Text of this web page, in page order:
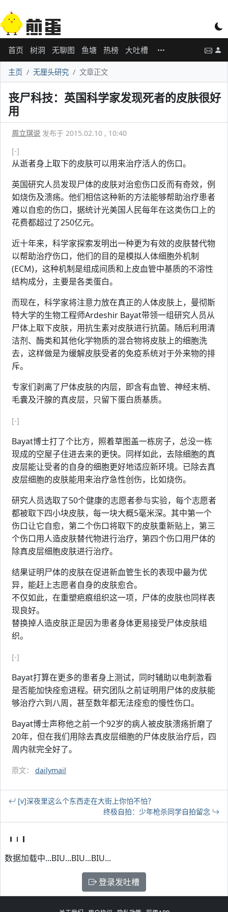
首页 树洞 无聊图 鱼塘 热榜 大吐槽
主页 无厘头研究 文章正文
丧尸科技：英国科学家发现死者的皮肤很好
用
周立琪说 发布于 2015.02.10 , 10:40
[-]
从逝者身上取下的皮肤可以用来治疗活人的伤口。
英国研究人员发现尸体的皮肤对治愈伤口反而有奇效，例
如烧伤及溃疡。他们相信这种新的方法能够帮助治疗患者
难以自愈的伤口，据统计光美国人民每年在这类伤口上的
花费都超过了250亿元。
近十年来，科学家探索发明出一种更为有效的皮肤替代物
以帮助治疗伤口，他们的目的是模拟人体细胞外机制
(ECM)，这种机制是组成间质和上皮血管中基质的不溶性
结构成分，主要是各类蛋白。
而现在，科学家将注意力放在真正的人体皮肤上，曼彻斯
特大学的生物工程师Ardeshir Bayat带领一组研究人员从
尸体上取下皮肤，用抗生素对皮肤进行抗菌。随后利用清
洁剂、酶类和其他化学物质的混合物将皮肤上的细胞洗
去，这样做是为缓解皮肤受者的免疫系统对于外来物的排
斥。
专家们剥离了尸体皮肤的内层，即含有血管、神经末梢、
毛囊及汗腺的真皮层，只留下蛋白质基质。
[-]
Bayat博士打了个比方，照着草图盖一栋房子，总没一栋
现成的空屋子住进去来的更快。同样如此，去除细胞的真
皮层能让受者的自身的细胞更好地适应新环境。已除去真
皮层细胞的皮肤能用来治疗急性创伤，比如烧伤。
研究人员选取了50个健康的志愿者参与实验，每个志愿者
都被取下四小块皮肤，每一块大概5毫米深。其中第一个
伤口让它自愈，第二个伤口将取下的皮肤重新贴上，第三
个伤口用人造皮肤替代物进行治疗，第四个伤口用尸体的
除真皮层细胞皮肤进行治疗。
结果证明尸体的皮肤在促进新血管生长的表现中最为优
异，能赶上志愿者自身的皮肤愈合。
不仅如此，在重塑疤痕组织这一项，尸体的皮肤也同样表
现良好。
替换掉人造皮肤正是因为患者身体更易接受尸体皮肤组
织。
[-]
Bayat打算在更多的患者身上测试，同时辅助以电刺激看
是否能加快痊愈进程。研究团队之前证明用尸体的皮肤能
够治疗六到八周，甚至数年都无法痊愈的慢性伤口。
Bayat博士声称他之前一个92岁的病人被皮肤溃疡折磨了
20年，但在我们用除去真皮层细胞的尸体皮肤治疗后，四
周内就完全好了。
原文： dailymail
[v]深夜里这么个东西走在大街上你怕不怕？
终极自拍：少年枪杀同学自拍留念
数据加载中...BIU...BIU...BIU...
登录发吐槽